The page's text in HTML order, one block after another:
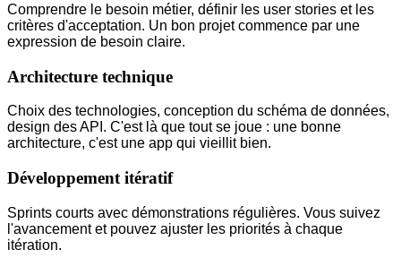
Comprendre le besoin métier, définir les user stories et les
critères d'acceptation. Un bon projet commence par une
expression de besoin claire.
Architecture technique
Choix des technologies, conception du schéma de données,
design des API. C'est là que tout se joue : une bonne
architecture, c'est une app qui vieillit bien.
Développement itératif
Sprints courts avec démonstrations régulières. Vous suivez
l'avancement et pouvez ajuster les priorités à chaque
itération.